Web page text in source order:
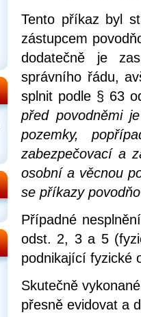
Tento příkaz byl
zástupcem
dodatečně je
správního řádu,
splnit podle § 63
před povodněmi
pozemky,
zabezpečovací a
osobní a věcnou
se příkazy
Případné
odst. 2, 3 a 5
podnikající fyzické
Skutečně
přesně evidovat a